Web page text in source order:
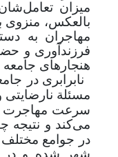
میزان
بالعکس، منزوی
مهاجران به
فرزندآوری و
هنجارهای
نابرابری در
مسئلة
سرعت مهاجرت
می‌کند و نتیجه
در جوامع مختلف
شهر شده و در